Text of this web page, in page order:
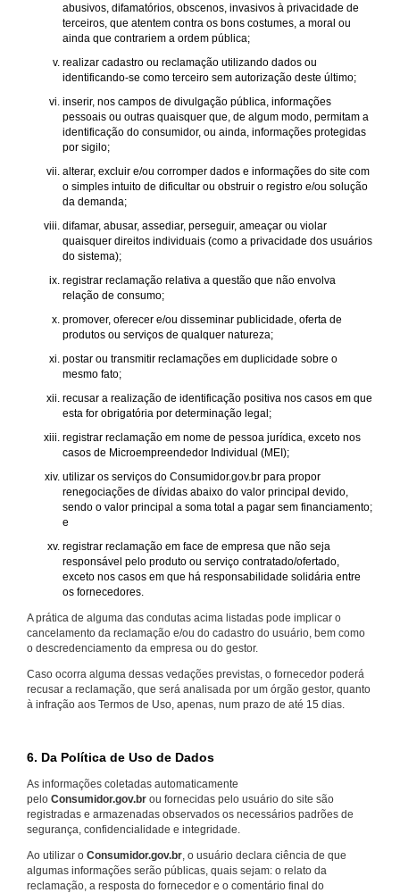
abusivos, difamatórios, obscenos, invasivos à privacidade de
terceiros, que atentem contra os bons costumes, a moral ou
ainda que contrariem a ordem pública;
realizar cadastro ou reclamação utilizando dados ou
identificando-se como terceiro sem autorização deste último;
inserir, nos campos de divulgação pública, informações
pessoais ou outras quaisquer que, de algum modo, permitam a
identificação do consumidor, ou ainda, informações protegidas
por sigilo;
alterar, excluir e/ou corromper dados e informações do site com
o simples intuito de dificultar ou obstruir o registro e/ou solução
da demanda;
difamar, abusar, assediar, perseguir, ameaçar ou violar
quaisquer direitos individuais (como a privacidade dos usuários
do sistema);
registrar reclamação relativa a questão que não envolva
relação de consumo;
promover, oferecer e/ou disseminar publicidade, oferta de
produtos ou serviços de qualquer natureza;
postar ou transmitir reclamações em duplicidade sobre o
mesmo fato;
recusar a realização de identificação positiva nos casos em que
esta for obrigatória por determinação legal;
registrar reclamação em nome de pessoa jurídica, exceto nos
casos de Microempreendedor Individual (MEI);
utilizar os serviços do Consumidor.gov.br para propor
renegociações de dívidas abaixo do valor principal devido,
sendo o valor principal a soma total a pagar sem financiamento;
e
registrar reclamação em face de empresa que não seja
responsável pelo produto ou serviço contratado/ofertado,
exceto nos casos em que há responsabilidade solidária entre
os fornecedores.
A prática de alguma das condutas acima listadas pode implicar o
cancelamento da reclamação e/ou do cadastro do usuário, bem como
o descredenciamento da empresa ou do gestor.
Caso ocorra alguma dessas vedações previstas, o fornecedor poderá
recusar a reclamação, que será analisada por um órgão gestor, quanto
à infração aos Termos de Uso, apenas, num prazo de até 15 dias.
6. Da Política de Uso de Dados
As informações coletadas automaticamente
pelo Consumidor.gov.br ou fornecidas pelo usuário do site são
registradas e armazenadas observados os necessários padrões de
segurança, confidencialidade e integridade.
Ao utilizar o Consumidor.gov.br , o usuário declara ciência de que
algumas informações serão públicas, quais sejam: o relato da
reclamação, a resposta do fornecedor e o comentário final do